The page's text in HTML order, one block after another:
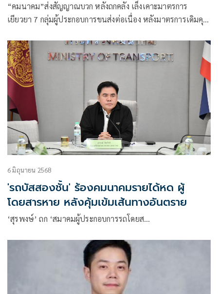
“คมนาคม”ส่งสัญญาณบวก หลังถกคลัง เล็งเคาะมาตรการ
เยียวยา 7 กลุ่มผู้ประกอบการขนส่งต่อเนื่อง หลังมาตรการเดิมคุม
เหลือจ่ายตรึงค่าโดยสาร ถกต่อสัปดาห์หน้า รุกเปลี่ยนผ่านสู่
พลังงานสะอาด
6 มิถุนายน 2568
'รถบัสสองชั้น' ร้องคมนาคมรายได้หด ผู้
โดยสารหาย หลังคุ้มเข้มเส้นทางอันตราย
‘สุรพงษ์’ ถก ‘สมาคมผู้ประกอบการรถโดยส…